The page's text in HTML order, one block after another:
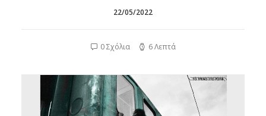
22/05/2022
0 Σχόλια 6 Λεπτά